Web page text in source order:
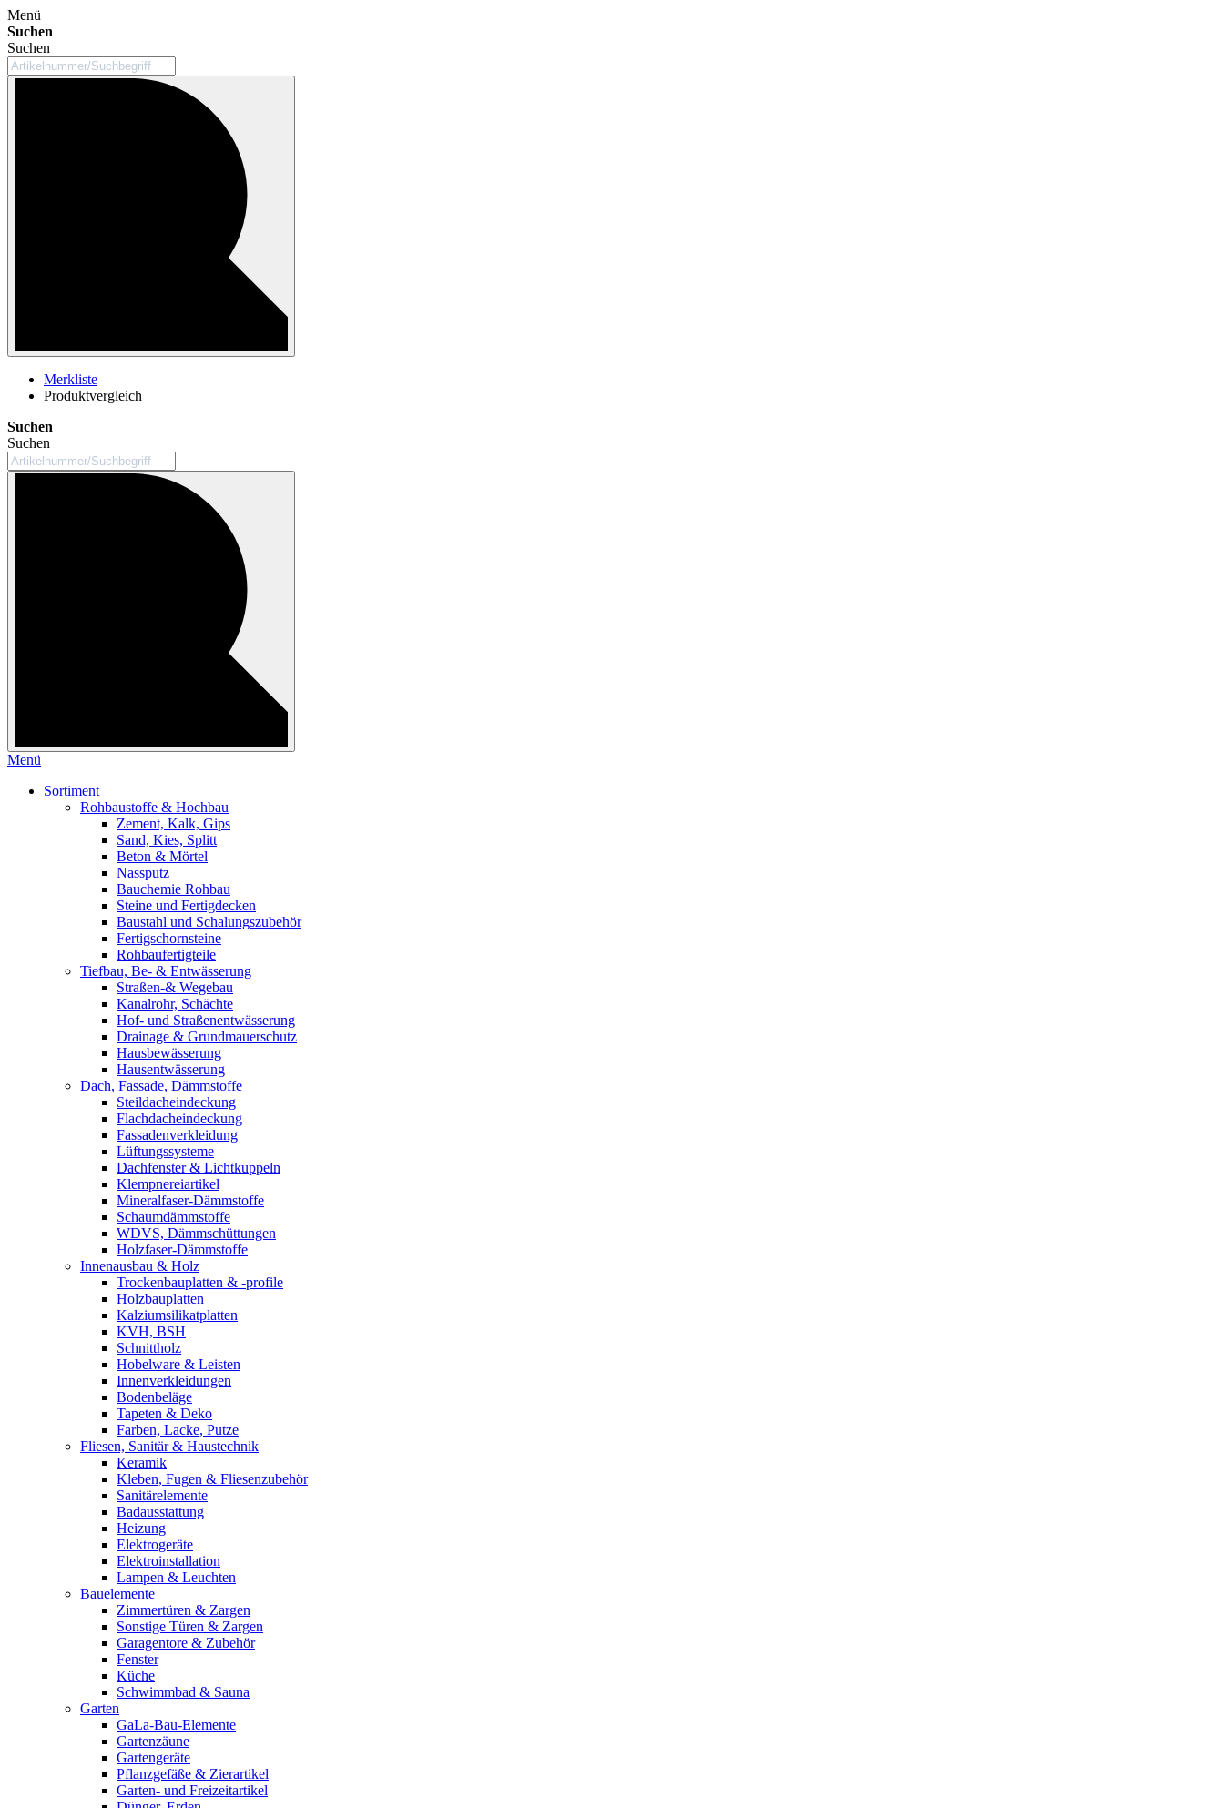
Menü
Suchen
Suchen
Merkliste
Produktvergleich
Suchen
Suchen
Menü
Sortiment
Rohbaustoffe & Hochbau
Zement, Kalk, Gips
Sand, Kies, Splitt
Beton & Mörtel
Nassputz
Bauchemie Rohbau
Steine und Fertigdecken
Baustahl und Schalungszubehör
Fertigschornsteine
Rohbaufertigteile
Tiefbau, Be- & Entwässerung
Straßen-& Wegebau
Kanalrohr, Schächte
Hof- und Straßenentwässerung
Drainage & Grundmauerschutz
Hausbewässerung
Hausentwässerung
Dach, Fassade, Dämmstoffe
Steildacheindeckung
Flachdacheindeckung
Fassadenverkleidung
Lüftungssysteme
Dachfenster & Lichtkuppeln
Klempnereiartikel
Mineralfaser-Dämmstoffe
Schaumdämmstoffe
WDVS, Dämmschüttungen
Holzfaser-Dämmstoffe
Innenausbau & Holz
Trockenbauplatten & -profile
Holzbauplatten
Kalziumsilikatplatten
KVH, BSH
Schnittholz
Hobelware & Leisten
Innenverkleidungen
Bodenbeläge
Tapeten & Deko
Farben, Lacke, Putze
Fliesen, Sanitär & Haustechnik
Keramik
Kleben, Fugen & Fliesenzubehör
Sanitärelemente
Badausstattung
Heizung
Elektrogeräte
Elektroinstallation
Lampen & Leuchten
Bauelemente
Zimmertüren & Zargen
Sonstige Türen & Zargen
Garagentore & Zubehör
Fenster
Küche
Schwimmbad & Sauna
Garten
GaLa-Bau-Elemente
Gartenzäune
Gartengeräte
Pflanzgefäße & Zierartikel
Garten- und Freizeitartikel